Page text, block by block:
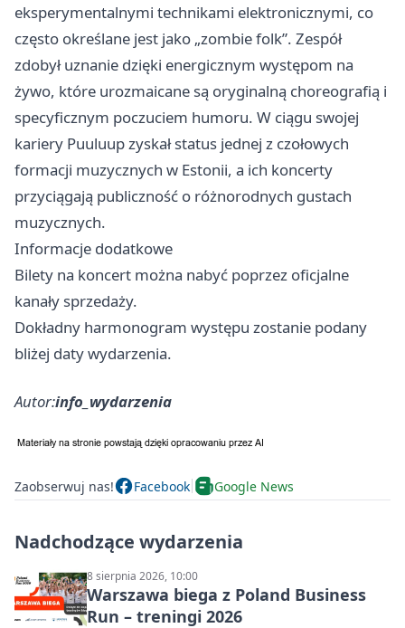
eksperymentalnymi technikami elektronicznymi, co
często określane jest jako „zombie folk”. Zespół
zdobył uznanie dzięki energicznym występom na
żywo, które urozmaicane są oryginalną choreografią i
specyficznym poczuciem humoru. W ciągu swojej
kariery Puuluup zyskał status jednej z czołowych
formacji muzycznych w Estonii, a ich koncerty
przyciągają publiczność o różnorodnych gustach
muzycznych.
Informacje dodatkowe
Bilety na koncert można nabyć poprzez oficjalne
kanały sprzedaży.
Dokładny harmonogram występu zostanie podany
bliżej daty wydarzenia.
Autor:info_wydarzenia
Zaobserwuj nas! Facebook Google News
Nadchodzące wydarzenia
8 sierpnia 2026, 10:00
Warszawa biega z Poland Business
Run – treningi 2026